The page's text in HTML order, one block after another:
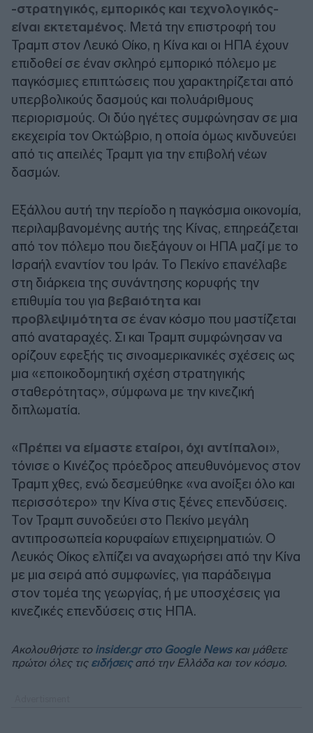
-στρατηγικός, εμπορικός και τεχνολογικός-
είναι εκτεταμένος. Μετά την επιστροφή του
Τραμπ στον Λευκό Οίκο, η Κίνα και οι ΗΠΑ έχουν
επιδοθεί σε έναν σκληρό εμπορικό πόλεμο με
παγκόσμιες επιπτώσεις που χαρακτηρίζεται από
υπερβολικούς δασμούς και πολυάριθμους
περιορισμούς. Οι δύο ηγέτες συμφώνησαν σε μια
εκεχειρία τον Οκτώβριο, η οποία όμως κινδυνεύει
από τις απειλές Τραμπ για την επιβολή νέων
δασμών.
Εξάλλου αυτή την περίοδο η παγκόσμια οικονομία,
περιλαμβανομένης αυτής της Κίνας, επηρεάζεται
από τον πόλεμο που διεξάγουν οι ΗΠΑ μαζί με το
Ισραήλ εναντίον του Ιράν. Το Πεκίνο επανέλαβε
στη διάρκεια της συνάντησης κορυφής την
επιθυμία του για βεβαιότητα και
προβλεψιμότητα σε έναν κόσμο που μαστίζεται
από αναταραχές. Σι και Τραμπ συμφώνησαν να
ορίζουν εφεξής τις σινοαμερικανικές σχέσεις ως
μια «εποικοδομητική σχέση στρατηγικής
σταθερότητας», σύμφωνα με την κινεζική
διπλωματία.
«Πρέπει να είμαστε εταίροι, όχι αντίπαλοι»,
τόνισε ο Κινέζος πρόεδρος απευθυνόμενος στον
Τραμπ χθες, ενώ δεσμεύθηκε «να ανοίξει όλο και
περισσότερο» την Κίνα στις ξένες επενδύσεις.
Τον Τραμπ συνοδεύει στο Πεκίνο μεγάλη
αντιπροσωπεία κορυφαίων επιχειρηματιών. Ο
Λευκός Οίκος ελπίζει να αναχωρήσει από την Κίνα
με μια σειρά από συμφωνίες, για παράδειγμα
στον τομέα της γεωργίας, ή με υποσχέσεις για
κινεζικές επενδύσεις στις ΗΠΑ.
Ακολουθήστε το insider.gr στο Google Newsκαι μάθετε
πρώτοι όλες τις ειδήσειςαπό την Ελλάδα και τον κόσμο.